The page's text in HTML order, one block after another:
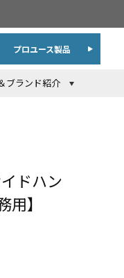
プロユース製品
ブランド紹介
ドハン
】